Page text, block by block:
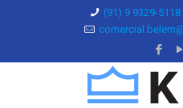
(91) 9 9329-